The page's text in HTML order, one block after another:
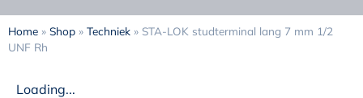
Home » Shop » Techniek » STA-LOK studterminal lang 7 mm 1/2
UNF Rh
Loading...